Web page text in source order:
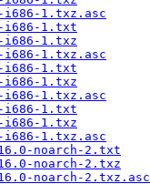
i686-1.txz.asc
i686-1.txt
i686-1.txz
i686-1.txz.asc
i686-1.txt
i686-1.txz
i686-1.txz.asc
i686-1.txt
i686-1.txz
i686-1.txz.asc
noarch-2.txt
noarch-2.txz
noarch-2.txz.asc